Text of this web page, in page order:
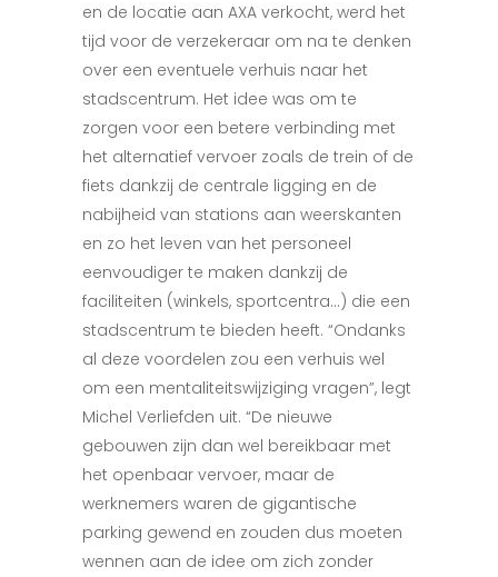
en de locatie aan AXA verkocht, werd het
tijd voor de verzekeraar om na te denken
over een eventuele verhuis naar het
stadscentrum. Het idee was om te
zorgen voor een betere verbinding met
het alternatief vervoer zoals de trein of de
fiets dankzij de centrale ligging en de
nabijheid van stations aan weerskanten
en zo het leven van het personeel
eenvoudiger te maken dankzij de
faciliteiten (winkels, sportcentra…) die een
stadscentrum te bieden heeft. “Ondanks
al deze voordelen zou een verhuis wel
om een mentaliteitswijziging vragen”, legt
Michel Verliefden uit. “De nieuwe
gebouwen zijn dan wel bereikbaar met
het openbaar vervoer, maar de
werknemers waren de gigantische
parking gewend en zouden dus moeten
wennen aan de idee om zich zonder